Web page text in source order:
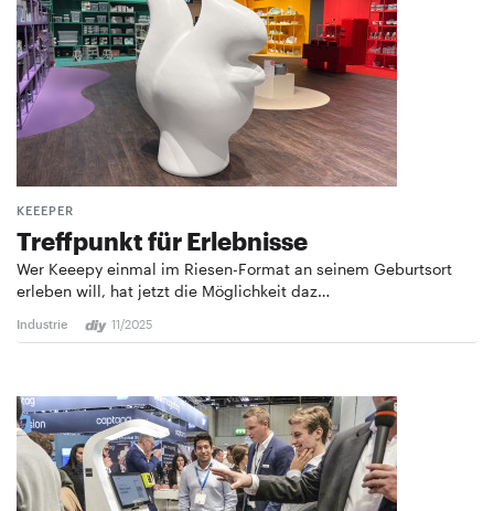
KEEEPER
Treffpunkt für Erlebnisse
Wer Keeepy einmal im Riesen-Format an seinem Geburtsort
erleben will, hat jetzt die Möglichkeit daz…
Industrie 11/2025